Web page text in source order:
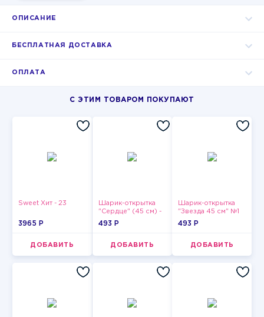
ОПИСАНИЕ
БЕСПЛАТНАЯ ДОСТАВКА
ОПЛАТА
С ЭТИМ ТОВАРОМ ПОКУПАЮТ
Sweet Хит - 23
3965 P
ДОБАВИТЬ
Шарик-открытка
"Сердце" (45 см) -
2
493 P
ДОБАВИТЬ
Шарик-открытка
"Звезда 45 см" №1
493 P
ДОБАВИТЬ